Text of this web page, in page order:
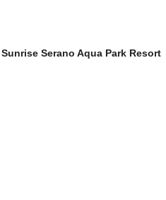
Serano Aqua Park Resort